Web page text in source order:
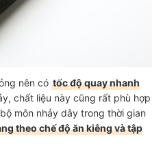
nên có tốc độ quay nhanh
chất liệu này cũng rất phù hợp
môn nhảy dây trong thời gian
theo chế độ ăn kiêng và tập